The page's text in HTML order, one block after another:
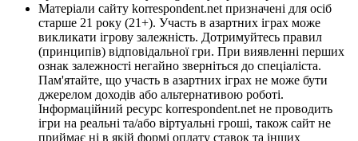
Матеріали сайту korrespondent.net призначені для осіб
старше 21 року (21+). Участь в азартних іграх може
викликати ігрову залежність. Дотримуйтесь правил
(принципів) відповідальної гри. При виявленні перших
ознак залежності негайно зверніться до спеціаліста.
Пам'ятайте, що участь в азартних іграх не може бути
джерелом доходів або альтернативою роботі.
Інформаційний ресурс korrespondent.net не проводить
ігри на реальні та/або віртуальні гроші, також сайт не
приймає ні в якій формі оплату ставок та інших